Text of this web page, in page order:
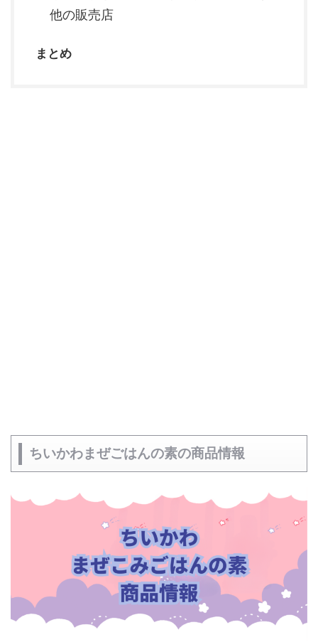
他の販売店
まとめ
ちいかわまぜごはんの素の商品情報